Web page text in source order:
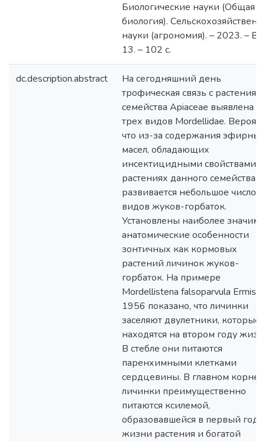
Биологические науки (Общая
биология).
науки (агрономия). – 2023. –
13. – 102 с.
dc.description.abstract
На сегодняшний день
трофическая связь с
семейства Apiaceae выявлена
трех видов Mordellidae.
что из-за содержания эфирных
масел, обладающих
инсектицидными свойствами, в
растениях данного семейства
развивается небольшое число
видов жуков-горбаток.
Установлены наиболее
анатомические особенности
зонтичных как кормовых
растений личинок жуков-
горбаток. На примере
Mordellistena falsoparvula
1956 показано, что личинки
заселяют двулетники, которые
находятся на втором году
В стебле они питаются
паренхимными клетками
сердцевины. В главном корне
личинки преимущественно
питаются ксилемой,
образовавшейся в первый год
жизни растения и богатой